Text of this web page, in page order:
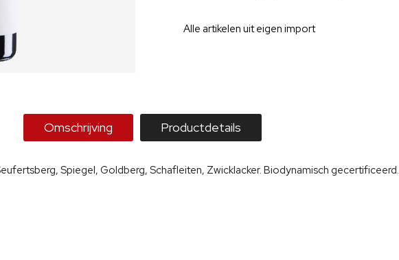
Alle artikelen uit eigen import
Omschrijving Productdetails
Spiegel, Goldberg, Schafleiten, Zwicklacker. Biodynamisch gecertificeerd.